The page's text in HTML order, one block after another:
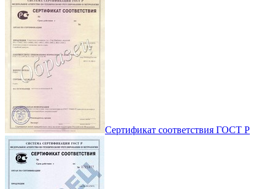
Сертификат соответствия ГОСТ Р